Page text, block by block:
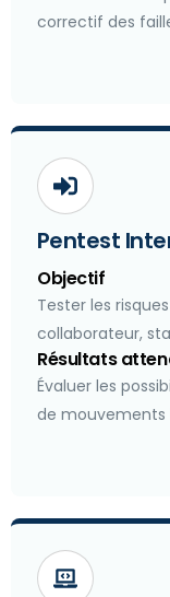
correctif des
Pentest
Objectif
Tester les
collaborateur,
Résultats
Évaluer les
de mouvements